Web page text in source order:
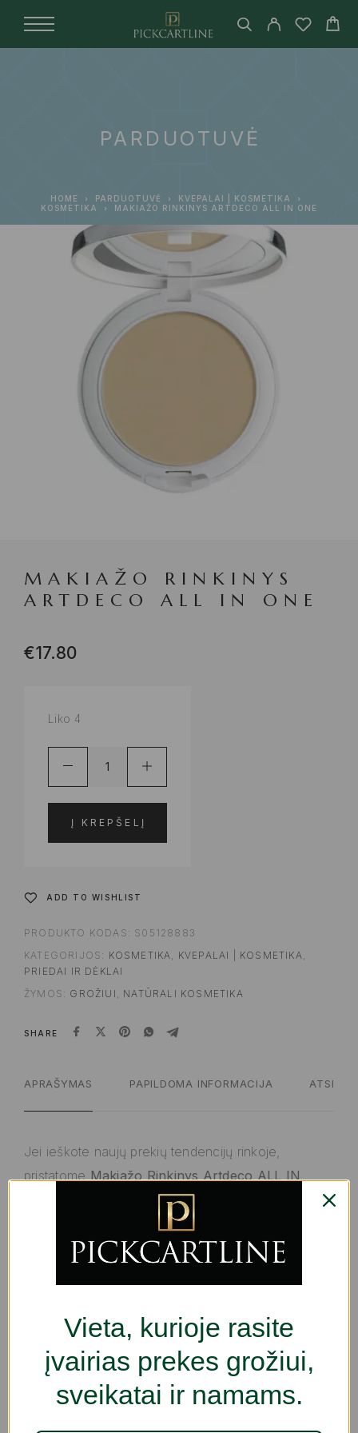
PARDUOTUVĖ
HOME PARDUOTUVĖ
KVEPALAI | KOSMETIKA
KOSMETIKA
MAKIAŽO RINKINYS ARTDECO ALL IN ONE
MAKIAŽO RINKINYS
ARTDECO ALL IN ONE
€17.80
Liko 4
Į KREPŠELĮ
ADD TO WISHLIST
PRODUKTO KODAS: S05128883
KATEGORIJOS: KOSMETIKA, KVEPALAI | KOSMETIKA,
PRIEDAI IR DĖKLAI
ŽYMOS: GROŽIUI , NATŪRALI KOSMETIKA
SHARE
APRAŠYMAS PAPILDOMA INFORMACIJA
Jei ieškote naujų prekių tendencijų rinkoje,
pristatomeMakiažo Rinkinys Artdeco ALL IN
Tipas: Makiažo Rinkinys
Charakteristikos: Tvarios pakuotės
Lytis: Abiejų lyčių
Maksimālais leņķis:
Polyethylene
Polyglyceryl-2 diisostearate
Polymethyl methacrylate
Polymethylsilsesquioxane
Vieta, kurioje rasite
įvairias prekes grožiui,
sveikatai ir namams.